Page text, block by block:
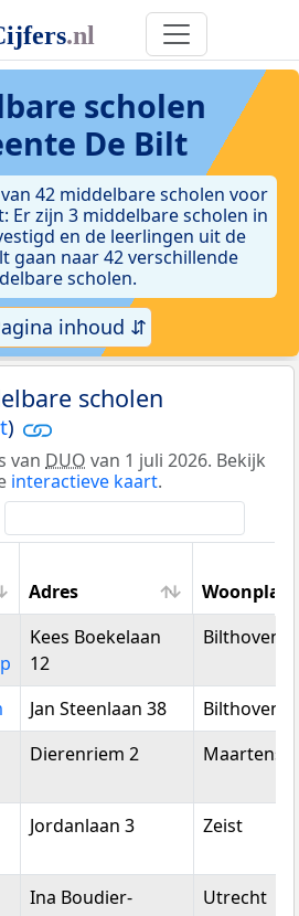
scholen
De Bilt
42 middelbare scholen voor
Er zijn 3 middelbare scholen in
en de leerlingen uit de
gaan naar 42 verschillende
scholen.
inhoud ⇵
scholen
)
van DUO van 1 juli 2026. Bekijk
interactieve kaart.
Adres
Adres
Kees Boekelaan
12
Bilthoven
Jan Steenlaan 38
Bilthoven
Dierenriem 2
Jordanlaan 3 Zeist
Ina Boudier-
Utrecht